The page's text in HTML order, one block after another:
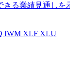
きる業績見通しを
IWM XLF XLU